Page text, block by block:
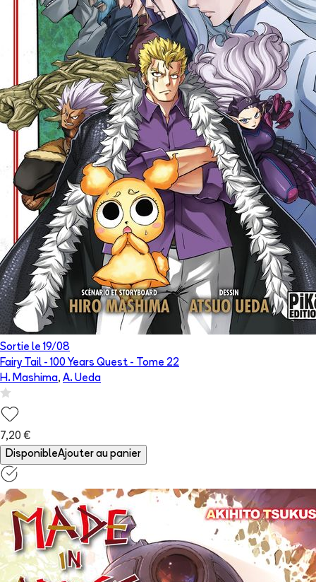
Sortie le 19/08
Fairy Tail - 100 Years Quest - Tome 22
H. Mashima, A. Ueda
7,20 €
DisponibleAjouter au panier